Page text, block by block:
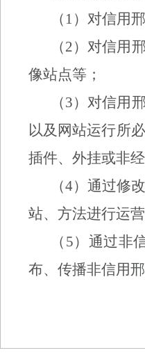
（ 1 ）对信用
（2）对信用
像站点等；
（3）对信用
以及网站运行所
插件、外挂或非
（4）通过修
站、方法进行运
（ 5）通过非
布、传播非信用